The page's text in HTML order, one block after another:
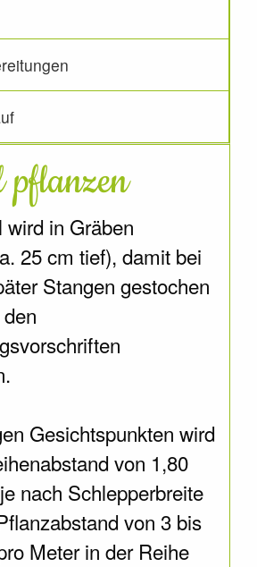
pflanzen
wird in Gräben
25 cm tief), damit bei
Stangen gestochen
Gesichtspunkten wird
von 1,80
nach Schlepperbreite
von 3 bis
Meter in der Reihe